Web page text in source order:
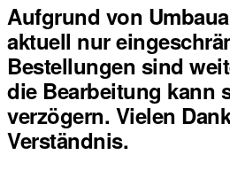
Aufgrund von
aktuell nur
Bestellungen sind
die Bearbeitung kann
verzögern. Vielen
Verständnis.